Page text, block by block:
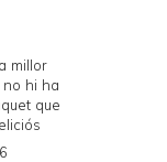
millor
no hi ha
que